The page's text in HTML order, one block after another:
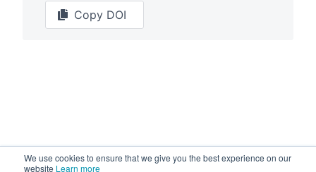
We use cookies to ensure that we give you the best experience on our
website Learn more
Copy DOI